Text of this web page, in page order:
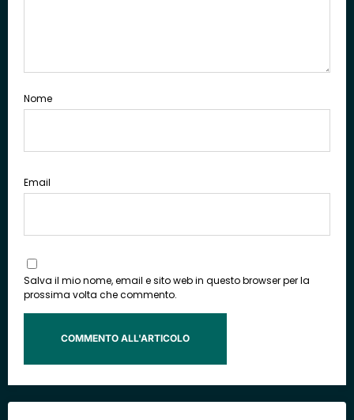
Nome
Email
Salva il mio nome, email e sito web in questo browser per la
prossima volta che commento.